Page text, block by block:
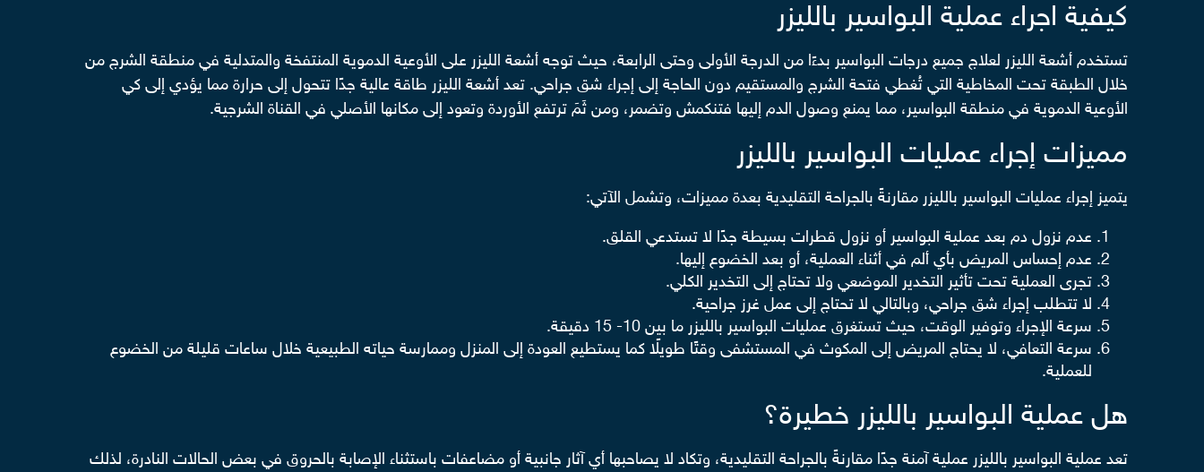
كيفية اجراء عملية البواسير بالليزر
تستخدم أشعة الليزر لعلاج جميع درجات البواسير بدءًا من الدرجة الأولى وحتى الرابعة، حيث توجه أشعة الليزر على الأوعية الدموية المنتفخة والمتدلية في منطقة الشرج من
خلال الطبقة تحت المخاطية التي تُغطي فتحة الشرج والمستقيم دون الحاجة إلى إجراء شق جراحي. تعد أشعة الليزر طاقة عالية جدًا تتحول إلى حرارة مما يؤدي إلى كي
الأوعية الدموية في منطقة البواسير، مما يمنع وصول الدم إليها فتنكمش وتضمر، ومن ثَمَ ترتفع الأوردة وتعود إلى مكانها الأصلي في القناة الشرجية.
مميزات إجراء عمليات البواسير بالليزر
يتميز إجراء عمليات البواسير بالليزر مقارنةً بالجراحة التقليدية بعدة مميزات، وتشمل الآتي:
عدم نزول دم بعد عملية البواسير أو نزول قطرات بسيطة جدًا لا تستدعي القلق.
عدم إحساس المريض بأي ألم في أثناء العملية، أو بعد الخضوع إليها.
تجرى العملية تحت تأثير التخدير الموضعي ولا تحتاج إلى التخدير الكلي.
لا تتطلب إجراء شق جراحي، وبالتالي لا تحتاج إلى عمل غرز جراحية.
سرعة الإجراء وتوفير الوقت، حيث تستغرق عمليات البواسير بالليزر ما بين 10- 15 دقيقة.
سرعة التعافي، لا يحتاج المريض إلى المكوث في المستشفى وقتًا طويلًا كما يستطيع العودة إلى المنزل وممارسة حياته الطبيعية خلال ساعات قليلة من الخضوع
للعملية.
هل عملية البواسير بالليزر خطيرة؟
تعد عملية البواسير بالليزر عملية آمنة جدًا مقارنةً بالجراحة التقليدية، وتكاد لا يصاحبها أي آثار جانبية أو مضاعفات باستثناء الإصابة بالحروق في بعض الحالات النادرة، لذلك